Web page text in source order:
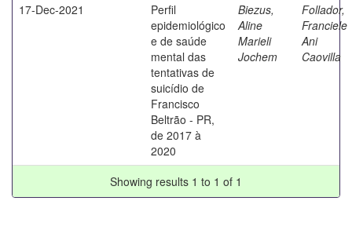
17-Dec-2021
Perfil
epidemiológico
e de saúde
mental das
tentativas de
suicídio de
Francisco
Beltrão - PR,
de 2017 à
2020
Biezus,
Aline
Marieli
Jochem
Follador,
Franciele
Ani
Caovilla
Showing results 1 to 1 of 1